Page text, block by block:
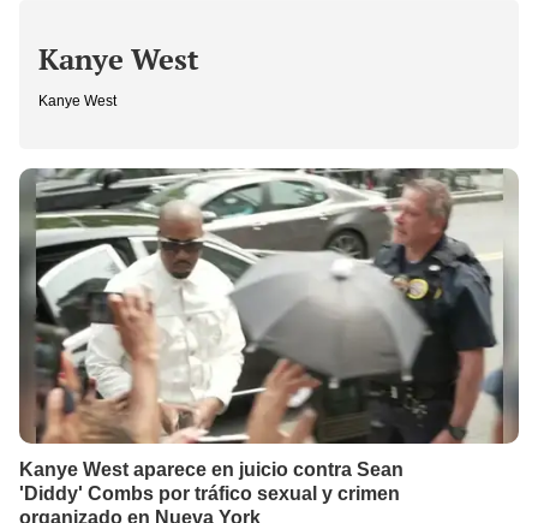
Kanye West
Kanye West
Kanye West aparece en juicio contra Sean
'Diddy' Combs por tráfico sexual y crimen
organizado en Nueva York